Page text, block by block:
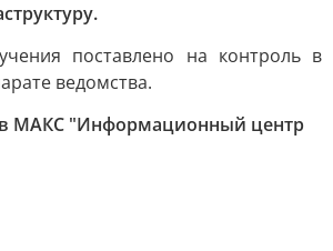
поставлено на контроль в
ведомства.
МАКС "Информационный центр